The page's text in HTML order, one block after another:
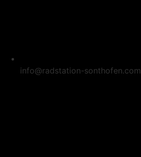
info@radstation-sonthofen.com